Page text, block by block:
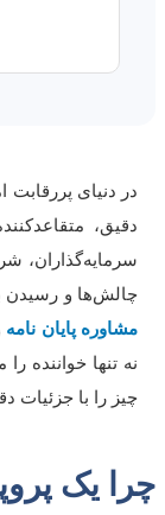
در دنیای پررقابت
دقیق،
سرمایه‌گذاران،
چالش‌ها و رسیدن
مشاوره پایان نامه
نه تنها خواننده
چیز را با جزئیات
چرا یک